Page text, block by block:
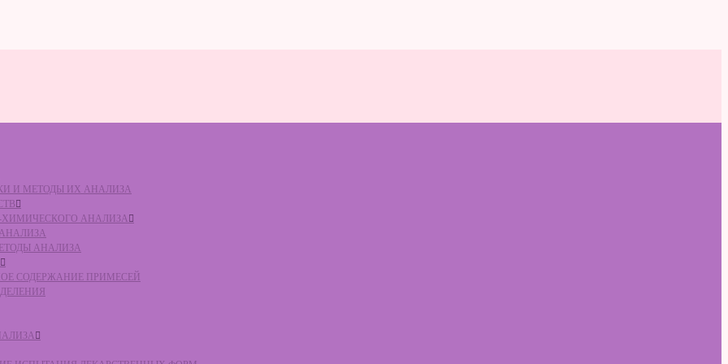
И МЕТОДЫ ИХ АНАЛИЗА
ХИМИЧЕСКОГО АНАЛИЗА
АНАЛИЗА
АНАЛИЗА
СОДЕРЖАНИЕ ПРИМЕСЕЙ